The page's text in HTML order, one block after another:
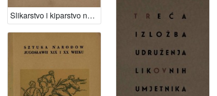
Slikarstvo i kiparstvo naroda Jugoslavije XIX. i XX. vijeka